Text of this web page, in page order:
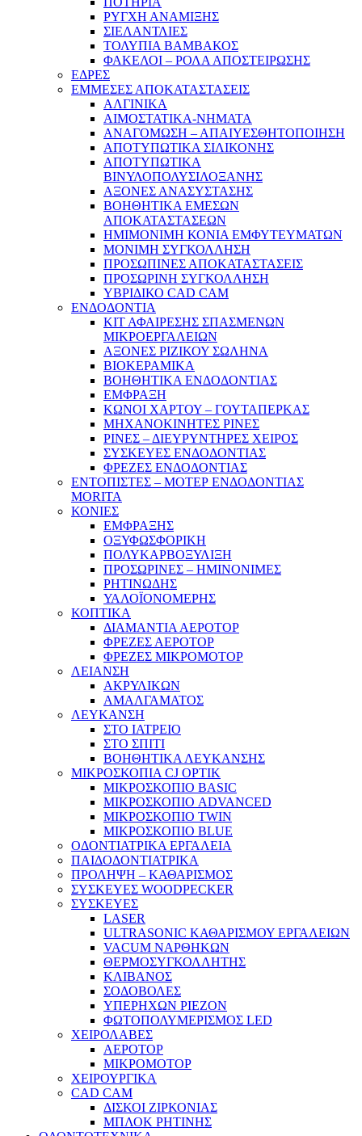
ΡΥΓΧΗ ΑΝΑΜΙΞΗΣ
ΣΙΕΛΑΝΤΛΙΕΣ
ΤΟΛΥΠΙΑ ΒΑΜΒΑΚΟΣ
ΦΑΚΕΛΟΙ – ΡΟΛΑ ΑΠΟΣΤΕΙΡΩΣΗΣ
ΕΔΡΕΣ
ΕΜΜΕΣΕΣ ΑΠΟΚΑΤΑΣΤΑΣΕΙΣ
ΑΛΓΙΝΙΚΑ
ΑΙΜΟΣΤΑΤΙΚΑ-ΝΗΜΑΤΑ
ΑΝΑΓΟΜΩΣΗ – ΑΠΑΙΥΕΣΘΗΤΟΠΟΙΗΣΗ
ΑΠΟΤΥΠΩΤΙΚΑ ΣΙΛΙΚΟΝΗΣ
ΑΠΟΤΥΠΩΤΙΚΑ
ΒΙΝΥΛΟΠΟΛΥΣΙΛΟΞΑΝΗΣ
ΑΞΟΝΕΣ ΑΝΑΣΥΣΤΑΣΗΣ
ΒΟΗΘΗΤΙΚΑ ΕΜΕΣΩΝ
ΑΠΟΚΑΤΑΣΤΑΣΕΩΝ
ΗΜΙΜΟΝΙΜΗ ΚΟΝΙΑ ΕΜΦΥΤΕΥΜΑΤΩΝ
ΜΟΝΙΜΗ ΣΥΓΚΟΛΛΗΣΗ
ΠΡΟΣΩΠΙΝΕΣ ΑΠΟΚΑΤΑΣΤΑΣΕΙΣ
ΠΡΟΣΩΡΙΝΗ ΣΥΓΚΟΛΛΗΣΗ
ΥΒΡΙΔΙΚΟ CAD CAM
ΕΝΔΟΔΟΝΤΙΑ
ΚΙΤ ΑΦΑΙΡΕΣΗΣ ΣΠΑΣΜΕΝΩΝ
ΜΙΚΡΟΕΡΓΑΛΕΙΩΝ
ΑΞΟΝΕΣ ΡΙΖΙΚΟΥ ΣΩΛΗΝΑ
ΒΙΟΚΕΡΑΜΙΚΑ
ΒΟΗΘΗΤΙΚΑ ΕΝΔΟΔΟΝΤΙΑΣ
ΕΜΦΡΑΞΗ
ΚΩΝΟΙ ΧΑΡΤΟΥ – ΓΟΥΤΑΠΕΡΚΑΣ
ΜΗΧΑΝΟΚΙΝΗΤΕΣ ΡΙΝΕΣ
ΡΙΝΕΣ – ΔΙΕΥΡΥΝΤΗΡΕΣ ΧΕΙΡΟΣ
ΣΥΣΚΕΥΕΣ ΕΝΔΟΔΟΝΤΙΑΣ
ΦΡΕΖΕΣ ΕΝΔΟΔΟΝΤΙΑΣ
ΕΝΤΟΠΙΣΤΕΣ – ΜΟΤΕΡ ΕΝΔΟΔΟΝΤΙΑΣ
MORITA
ΚΟΝΙΕΣ
ΕΜΦΡΑΞΗΣ
ΟΞΥΦΩΣΦΟΡΙΚΗ
ΠΟΛΥΚΑΡΒΟΞΥΛΙΞΗ
ΠΡΟΣΩΡΙΝΕΣ – ΗΜΙΝΟΝΙΜΕΣ
ΡΗΤΙΝΩΔΗΣ
ΥΑΛΟΪΟΝΟΜΕΡΗΣ
ΚΟΠΤΙΚΑ
ΔΙΑΜΑΝΤΙΑ ΑΕΡΟΤΟΡ
ΦΡΕΖΕΣ ΑΕΡΟΤΟΡ
ΦΡΕΖΕΣ ΜΙΚΡΟΜΟΤΟΡ
ΛΕΙΑΝΣΗ
ΑΚΡΥΛΙΚΩΝ
ΑΜΑΛΓΑΜΑΤΟΣ
ΛΕΥΚΑΝΣΗ
ΣΤΟ ΙΑΤΡΕΙΟ
ΣΤΟ ΣΠΙΤΙ
ΒΟΗΘΗΤΙΚΑ ΛΕΥΚΑΝΣΗΣ
ΜΙΚΡΟΣΚΟΠΙΑ CJ OPTIK
ΜΙΚΡΟΣΚΟΠΙΟ BASIC
ΜΙΚΡΟΣΚΟΠΙΟ ADVANCED
ΜΙΚΡΟΣΚΟΠΙΟ TWIN
ΜΙΚΡΟΣΚΟΠΙΟ BLUE
ΟΔΟΝΤΙΑΤΡΙΚΑ ΕΡΓΑΛΕΙΑ
ΠΑΙΔΟΔΟΝΤΙΑΤΡΙΚΑ
ΠΡΟΛΗΨΗ – ΚΑΘΑΡΙΣΜΟΣ
ΣΥΣΚΕΥΕΣ WOODPECKER
ΣΥΣΚΕΥΕΣ
LASER
ULTRASONIC ΚΑΘΑΡΙΣΜΟΥ ΕΡΓΑΛΕΙΩΝ
VACUM ΝΑΡΘΗΚΩΝ
ΘΕΡΜΟΣΥΓΚΟΛΛΗΤΗΣ
ΚΛΙΒΑΝΟΣ
ΣΟΔΟΒΟΛΕΣ
ΥΠΕΡΗΧΩΝ PIEZON
ΦΩΤΟΠΟΛΥΜΕΡΙΣΜΟΣ LED
ΧΕΙΡΟΛΑΒΕΣ
ΑΕΡΟΤΟΡ
ΜΙΚΡΟΜΟΤΟΡ
ΧΕΙΡΟΥΡΓΙΚΑ
CAD CAM
ΔΙΣΚΟΙ ΖΙΡΚΟΝΙΑΣ
ΜΠΛΟΚ ΡΗΤΙΝΗΣ